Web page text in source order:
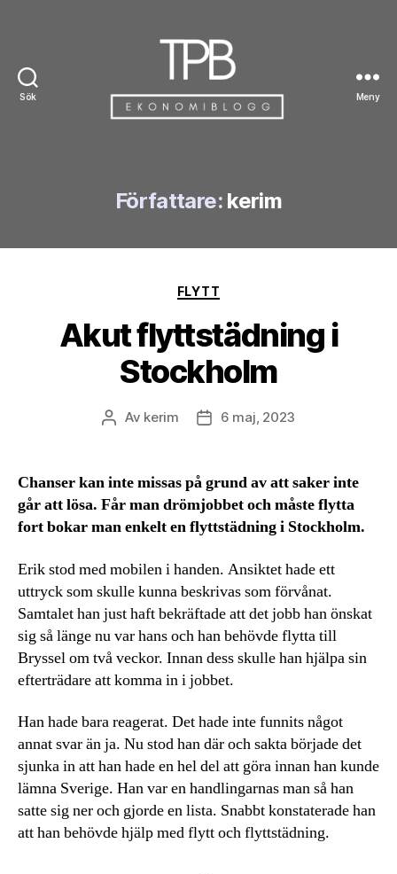
Sök Meny
Författare: kerim
Kategorier
FLYTT
Akut flyttstädning i
Stockholm
Inläggsförfattare
Av kerim Inläggsdatum
6 maj, 2023
Chanser kan inte missas på grund av att saker inte
går att lösa. Får man drömjobbet och måste flytta
fort bokar man enkelt en flyttstädning i Stockholm.
Erik stod med mobilen i handen. Ansiktet hade ett
uttryck som skulle kunna beskrivas som förvånat.
Samtalet han just haft bekräftade att det jobb han önskat
sig så länge nu var hans och han behövde flytta till
Bryssel om två veckor. Innan dess skulle han hjälpa sin
efterträdare att komma in i jobbet.
Han hade bara reagerat. Det hade inte funnits något
annat svar än ja. Nu stod han där och sakta började det
sjunka in att han hade en hel del att göra innan han kunde
lämna Sverige. Han var en handlingarnas man så han
satte sig ner och gjorde en lista. Snabbt konstaterade han
att han behövde hjälp med flytt och flyttstädning.